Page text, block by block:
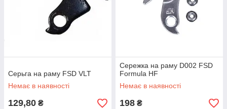
Серьгa на раму FSD VLT
Немає в наявності
129,80 ₴
Сережка на раму D002 FSD
Formula HF
Немає в наявності
198 ₴